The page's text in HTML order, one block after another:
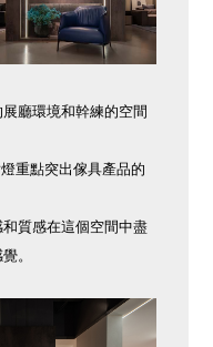
廳環境和幹練的空間
重點突出傢具產品的
質感在這個空間中盡
。